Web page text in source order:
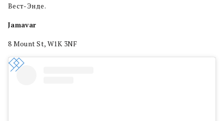
Вест-Энде.
Jamavar
8 Mount St, W1K 3NF